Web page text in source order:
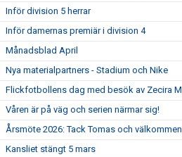
Inför division 5 herrar
Inför damernas premiär i division 4
Månadsblad April
Nya materialpartners - Stadium och Nike
Flickfotbollens dag med besök av Zecira
Våren är på väg och serien närmar sig!
Årsmöte 2026: Tack Tomas och
Kansliet stängt 5 mars